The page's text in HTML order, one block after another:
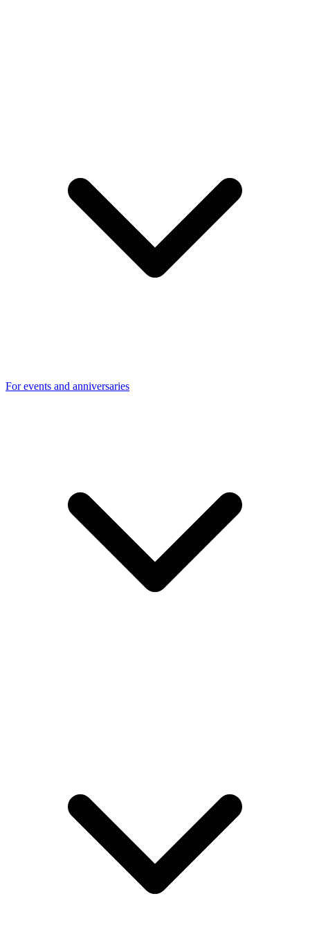
For events and anniversaries